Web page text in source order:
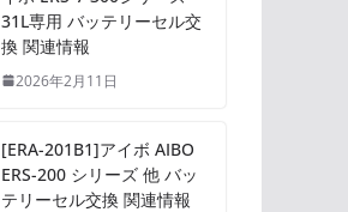
31L専用 バッテリーセル交
換 関連情報
2026年2月11日
[ERA-201B1]アイボ AIBO
ERS-200 シリーズ 他 バッ
テリーセル交換 関連情報